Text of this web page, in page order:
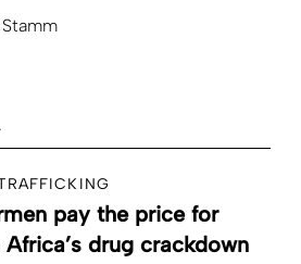
pay the price for
Africa’s drug crackdown